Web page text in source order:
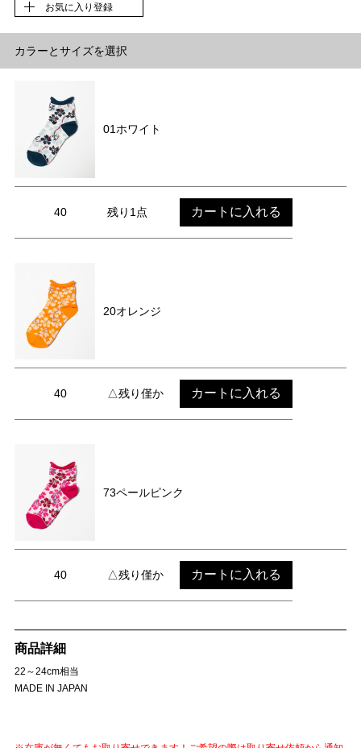
お気に入り登録
カラーとサイズを選択
01ホワイト
40 残り1点 カートに入れる
20オレンジ
40 △残り僅か カートに入れる
73ペールピンク
40 △残り僅か カートに入れる
商品詳細
22～24cm相当
MADE IN JAPAN